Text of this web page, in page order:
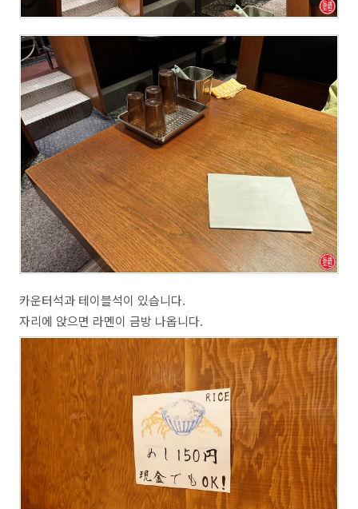
카운터석과 테이블석이 있습니다.
자리에 앉으면 라멘이 금방 나옵니다.